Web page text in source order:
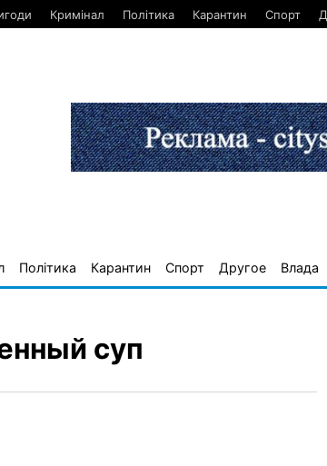
Кримінал Політика Карантин Спорт
Політика Карантин Спорт Другое Влада
суп